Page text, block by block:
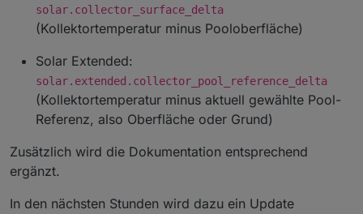
solar.collector_surface_delta
(Kollektortemperatur minus Pooloberfläche)
Solar Extended:
solar.extended.collector_pool_reference_delta
(Kollektortemperatur minus aktuell gewählte Pool-
Referenz, also Oberfläche oder Grund)
Zusätzlich wird die Dokumentation entsprechend
ergänzt.
In den nächsten Stunden wird dazu ein Update